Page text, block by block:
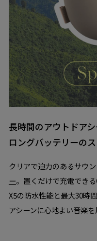
長時間のアウトドア
ロングバッテリーの
クリアで迫力のあるサウ
ー。置くだけで充電でき
X5の防水性能と最大30時
アシーンに心地よい音楽を